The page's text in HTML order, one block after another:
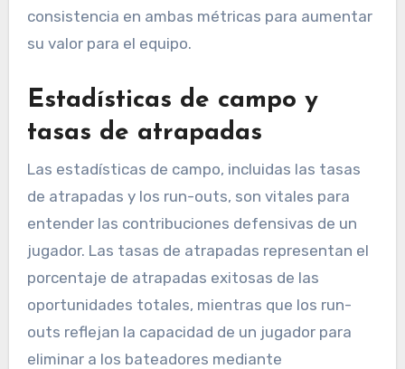
consistencia en ambas métricas para aumentar
su valor para el equipo.
Estadísticas de campo y
tasas de atrapadas
Las estadísticas de campo, incluidas las tasas
de atrapadas y los run-outs, son vitales para
entender las contribuciones defensivas de un
jugador. Las tasas de atrapadas representan el
porcentaje de atrapadas exitosas de las
oportunidades totales, mientras que los run-
outs reflejan la capacidad de un jugador para
eliminar a los bateadores mediante